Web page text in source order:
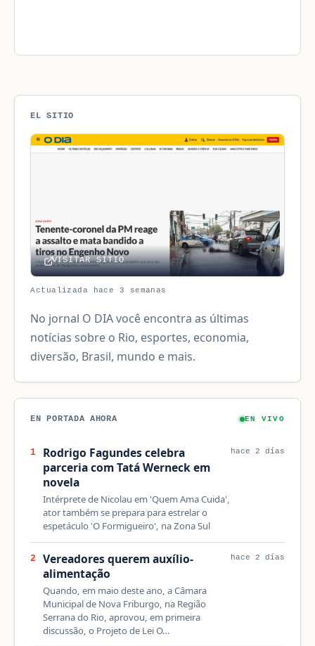
EL SITIO
VISITAR SITIO
Actualizada hace 3 semanas
No jornal O DIA você encontra as últimas
notícias sobre o Rio, esportes, economia,
diversão, Brasil, mundo e mais.
EN PORTADA AHORA EN VIVO
1
Rodrigo Fagundes celebra
parceria com Tatá Werneck em
novela
Intérprete de Nicolau em 'Quem Ama Cuida',
ator também se prepara para estrelar o
espetáculo 'O Formigueiro', na Zona Sul
hace 2 días
2
Vereadores querem auxílio-
alimentação
Quando, em maio deste ano, a Câmara
Municipal de Nova Friburgo, na Região
Serrana do Rio, aprovou, em primeira
discussão, o Projeto de Lei O…
hace 2 días